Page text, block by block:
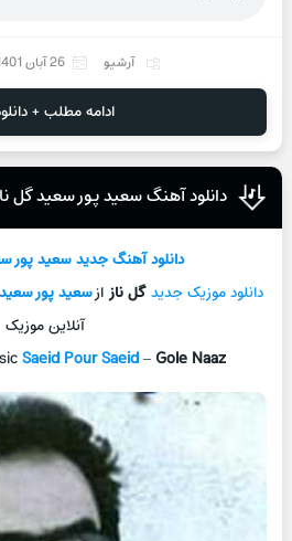
آرشیو 26 آبان 1401
ادامه مطلب +
دانلود آهنگ سعید پور سعید گل
دانلود آهنگ جدیدسعید پور
دانلود موزیک جدیدگل نازازسعید پور سعید
آنلاین موزیک
Saeid Pour Saeid– Gole Naaz